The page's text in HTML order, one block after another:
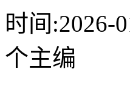
时间:2026-
个主编